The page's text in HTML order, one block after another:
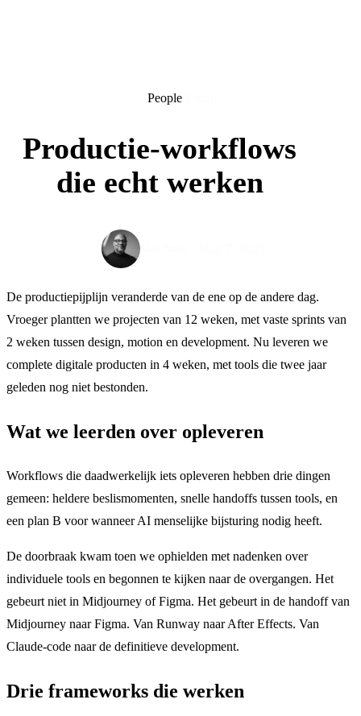
People
Productie-workflows
die echt werken
Max Pinas
De productiepijplijn veranderde van de ene op de andere dag.
Vroeger plantten we projecten van 12 weken, met vaste sprints van
2 weken tussen design, motion en development. Nu leveren we
complete digitale producten in 4 weken, met tools die twee jaar
geleden nog niet bestonden.
Wat we leerden over opleveren
Workflows die daadwerkelijk iets opleveren hebben drie dingen
gemeen: heldere beslismomenten, snelle handoffs tussen tools, en
een plan B voor wanneer AI menselijke bijsturing nodig heeft.
De doorbraak kwam toen we ophielden met nadenken over
individuele tools en begonnen te kijken naar de overgangen. Het
gebeurt niet in Midjourney of Figma. Het gebeurt in de handoff van
Midjourney naar Figma. Van Runway naar After Effects. Van
Claude-code naar de definitieve development.
Drie frameworks die werken